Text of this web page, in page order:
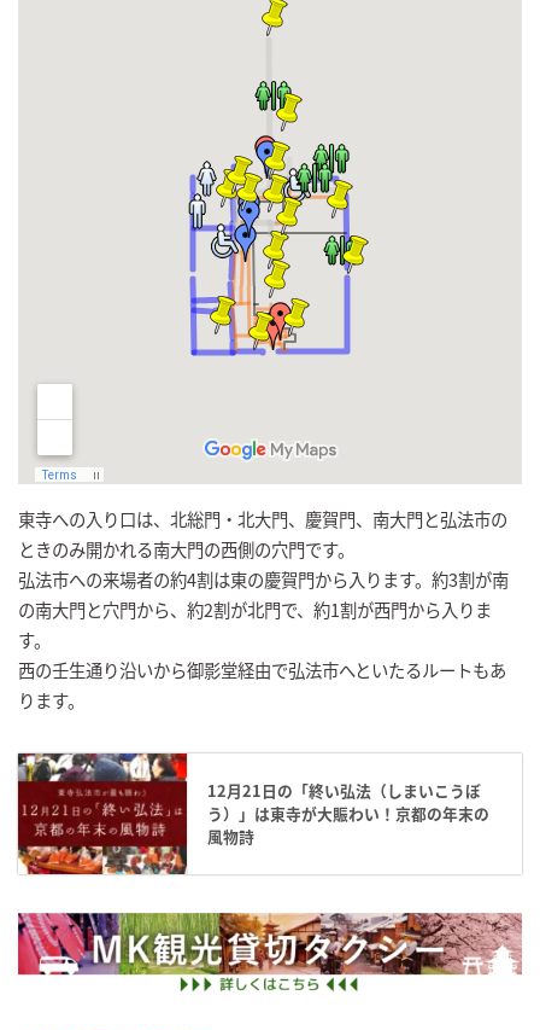
東寺への入り口は、北総門・北大門、慶賀門、南大門と弘法市の
ときのみ開かれる南大門の西側の穴門です。
弘法市への来場者の約4割は東の慶賀門から入ります。約3割が南
の南大門と穴門から、約2割が北門で、約1割が西門から入りま
す。
西の壬生通り沿いから御影堂経由で弘法市へといたるルートもあ
ります。
12月21日の「終い弘法（しまいこうぼ
う）」は東寺が大賑わい！京都の年末の
風物詩